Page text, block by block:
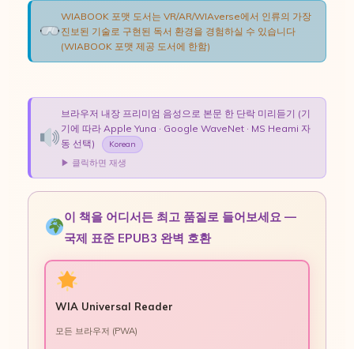
WIABOOK 포맷 도서는 VR/AR/WIAverse에서 인류의 가장
진보된 기술로 구현된 독서 환경을 경험하실 수 있습니다
(WIABOOK 포맷 제공 도서에 한함)
브라우저 내장 프리미엄 음성으로 본문 한 단락 미리듣기 (기
기에 따라 Apple Yuna · Google WaveNet · MS Heami 자
동 선택)
Korean
▶ 클릭하면 재생
이 책을 어디서든 최고 품질로 들어보세요 —
국제 표준 EPUB3 완벽 호환
WIA Universal Reader
모든 브라우저 (PWA)